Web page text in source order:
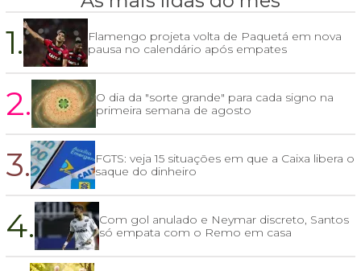
1.
Flamengo projeta volta de Paquetá em nova
pausa no calendário após empates
2.
O dia da "sorte grande" para cada signo na
primeira semana de agosto
3.
FGTS: veja 15 situações em que a Caixa libera o
saque do dinheiro
4.
Com gol anulado e Neymar discreto, Santos
só empata com o Remo em casa